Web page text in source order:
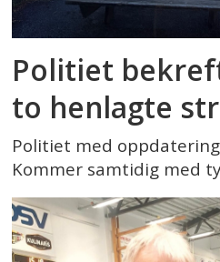
Politiet
to henlagte
Politiet med
Kommer samtidig med